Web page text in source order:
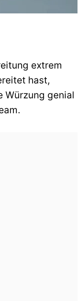
extrem
hast,
Würzung genial